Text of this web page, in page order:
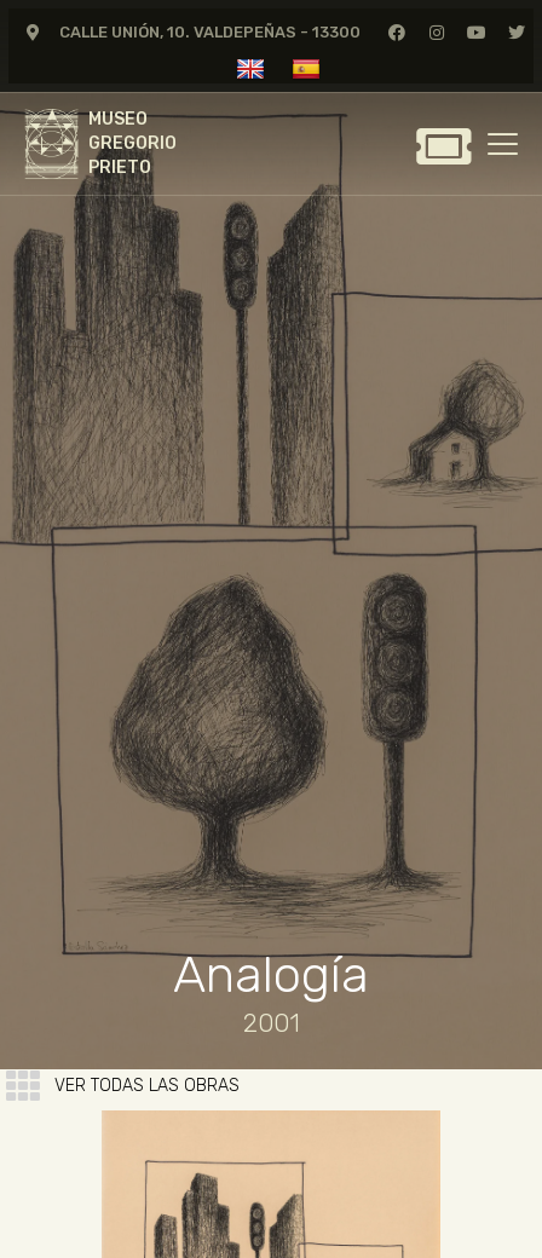
CALLE UNIÓN, 10. VALDEPEÑAS - 13300
MUSEO
GREGORIO
PRIETO
MUSEO
GREGORIO
PRIETO
GREGORIO PRIETO
MUSEO
ARCHIVO
CERTAMEN DE DIBUJO
FUNDACIÓN
TIENDA
NOTICIAS
Analogía
2001
VER TODAS LAS OBRAS